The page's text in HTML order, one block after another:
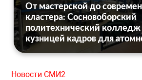
От мастерской до
кластера: Сосновоборский
политехнический колледж
кузницей кадров для
Новости СМИ2